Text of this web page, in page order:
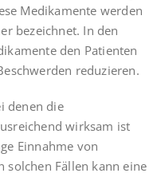
Medikamente werden
bezeichnet. In den
den Patienten
reduzieren.
denen die
wirksam ist
Einnahme von
solchen Fällen kann eine